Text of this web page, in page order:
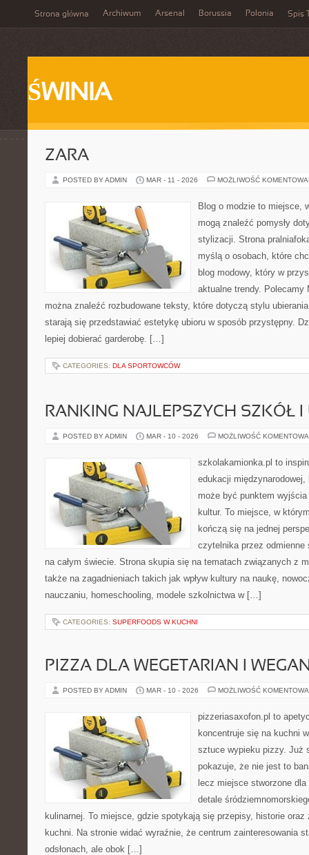
Strona główna Archiwum Arsenal Borussia Polonia Spis
ŚWINIA
ZARA
POSTED BY ADMIN MAR - 11 - 2026 MOŻLIWOŚĆ
Blog o modzie to miejsce,
mogą znaleźć pomysły
stylizacji. Strona
myślą o osobach, które
blog modowy, który w
aktualne trendy. Polecamy
można znaleźć rozbudowane teksty, które dotyczą stylu
starają się przedstawiać estetykę ubioru w sposób przystępny.
lepiej dobierać garderobę. […]
CATEGORIES: DLA SPORTOWCÓW
RANKING NAJLEPSZYCH SZKÓŁ I
POSTED BY ADMIN MAR - 10 - 2026 MOŻLIWOŚĆ
szkolakamionka.pl to
edukacji
może być punktem
kultur. To miejsce, w
kończą się na jednej
czytelnika przez odmienne
na całym świecie. Strona skupia się na tematach związanych z
także na zagadnieniach takich jak wpływ kultury na naukę,
nauczaniu, homeschooling, modele szkolnictwa w […]
CATEGORIES: SUPERFOODS W KUCHNI
PIZZA DLA WEGETARIAN I
POSTED BY ADMIN MAR - 10 - 2026 MOŻLIWOŚĆ
pizzeriasaxofon.pl to
koncentruje się na kuchni
sztuce wypieku pizzy. Już
pokazuje, że nie jest to
lecz miejsce stworzone
detale
kulinarnej. To miejsce, gdzie spotykają się przepisy, historie oraz
kuchni. Na stronie widać wyraźnie, że centrum zainteresowania
odsłonach, ale obok […]